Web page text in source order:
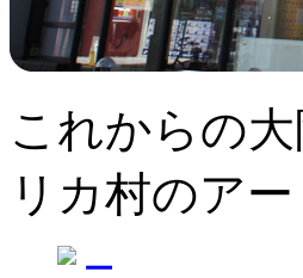
これからの
リカ村のア